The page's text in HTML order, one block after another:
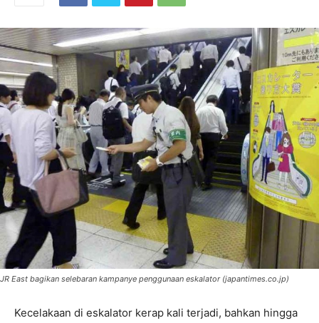
JR East bagikan selebaran kampanye penggunaan eskalator (japantimes.co.jp)
Kecelakaan di eskalator kerap kali terjadi, bahkan hingga